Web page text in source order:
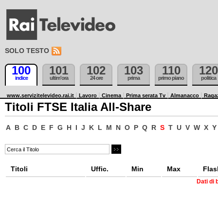
SOLO TESTO
100
indice
101
ultim'ora
102
24 ore
103
prima
110
primo piano
120
politica
www.servizitelevideo.rai.it Lavoro Cinema Prima serata Tv Almanacco
Titoli FTSE Italia All-Share
A B C D E F G H I J K L M N O P Q R S T U V W X Y
Titoli Uffic. Min Max
Dati di